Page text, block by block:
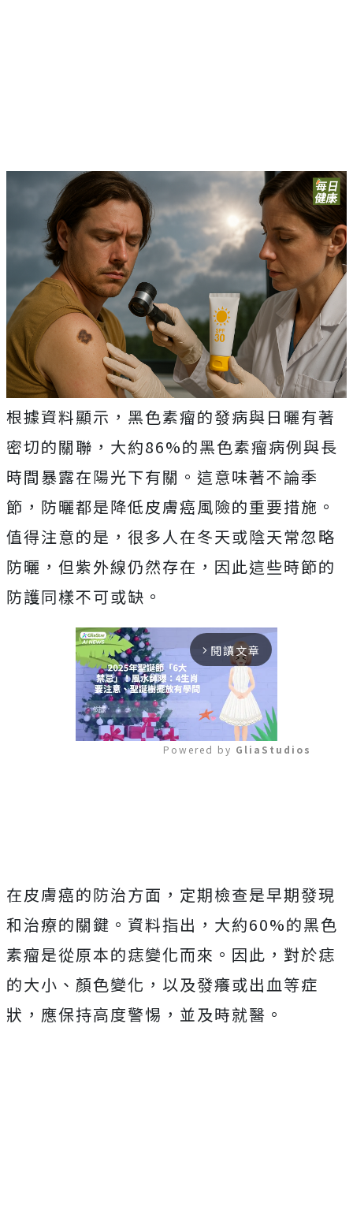
根據資料顯示，黑色素瘤的發病與日曬有著
密切的關聯，大約86%的黑色素瘤病例與長
時間暴露在陽光下有關。這意味著不論季
節，防曬都是降低皮膚癌風險的重要措施。
值得注意的是，很多人在冬天或陰天常忽略
防曬，但紫外線仍然存在，因此這些時節的
防護同樣不可或缺。
arrow_forward_ios 閱讀文章
Powered by GliaStudios
在皮膚癌的防治方面，定期檢查是早期發現
和治療的關鍵。資料指出，大約60%的黑色
素瘤是從原本的痣變化而來。因此，對於痣
的大小、顏色變化，以及發癢或出血等症
狀，應保持高度警惕，並及時就醫。